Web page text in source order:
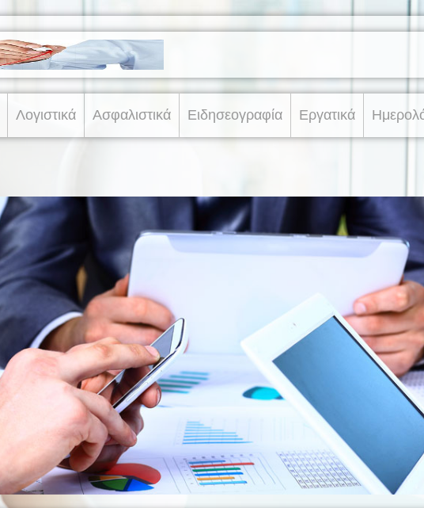
Λογιστικά Ασφαλιστικά Ειδησεογραφία Εργατικά